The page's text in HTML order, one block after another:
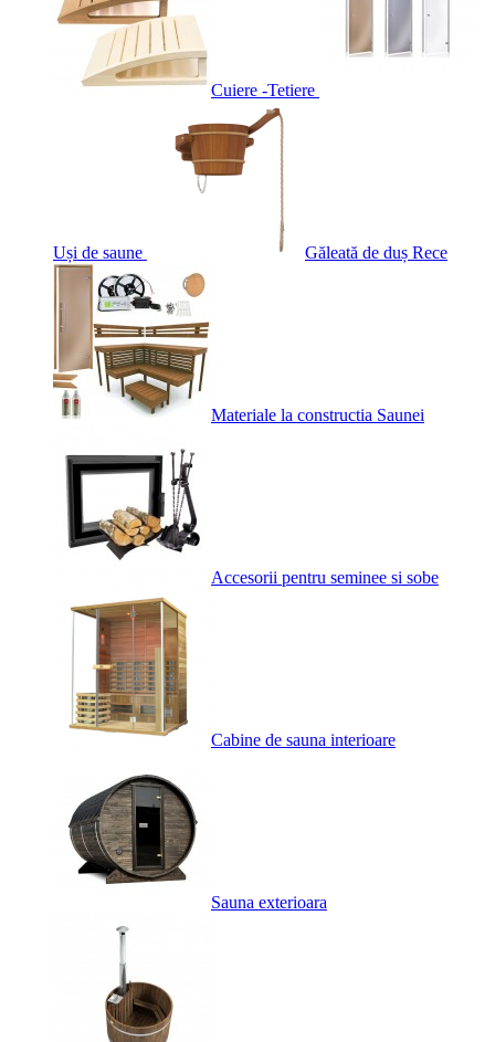
Cuiere -Tetiere
Uși de saune Găleată de duș Rece
Materiale la constructia Saunei
Accesorii pentru seminee si sobe
Cabine de sauna interioare
Sauna exterioara